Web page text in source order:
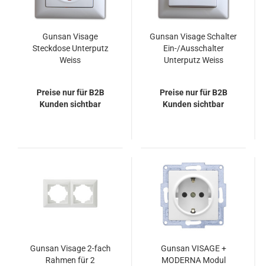
Gunsan Visage
Steckdose Unterputz
Weiss
Preise nur für B2B
Kunden sichtbar
Gunsan Visage Schalter
Ein-/Ausschalter
Unterputz Weiss
Preise nur für B2B
Kunden sichtbar
Gunsan Visage 2-fach
Rahmen für 2
Gunsan VISAGE +
MODERNA Modul